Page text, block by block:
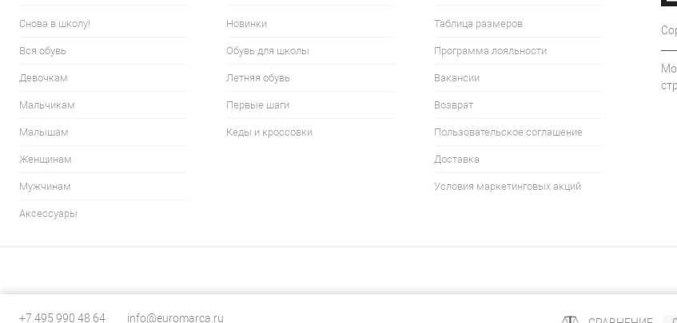
Снова в школу!
Вся обувь
Девочкам
Мальчикам
Малышам
Женщинам
Мужчинам
Аксессуары
Новинки
Обувь для школы
Летняя обувь
Первые шаги
Кеды и кроссовки
Таблица размеров
Программа лояльности
Вакансии
Возврат
Пользовательское соглашение
Доставка
Условия маркетинговых акций
+7 495 990 48 64 info@euromarca.ru